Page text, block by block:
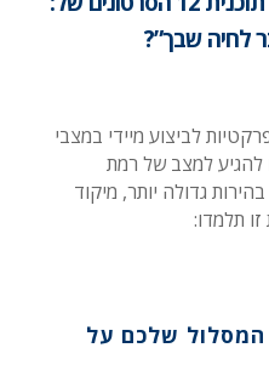
לחיה שבך”?
לביצוע מיידי במצבי
להגיע למצב של רמת
גדולה יותר, מיקוד
תלמדו:
המסלול שלכם על